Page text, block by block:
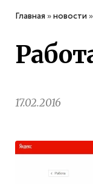
Главная »новости »
17.02.2016